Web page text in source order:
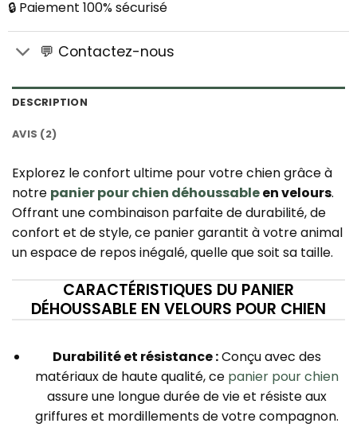
🔒 Paiement 100% sécurisé
💬 Contactez-nous
DESCRIPTION
AVIS (2)
Explorez le confort ultime pour votre chien grâce à
notre panier pour chien déhoussableen velours.
Offrant une combinaison parfaite de durabilité, de
confort et de style, ce panier garantit à votre animal
un espace de repos inégalé, quelle que soit sa taille.
CARACTÉRISTIQUES DU PANIER
DÉHOUSSABLE EN VELOURS POUR CHIEN
Durabilité et résistance :Conçu avec des
matériaux de haute qualité, ce panier pour chien
assure une longue durée de vie et résiste aux
griffures et mordillements de votre compagnon.